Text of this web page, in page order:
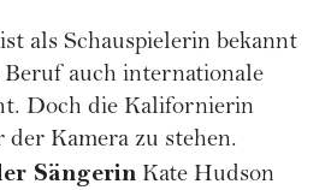
als Schauspielerin bekannt
auch internationale
Doch die Kalifornierin
Kamera zu stehen.
Sängerin Kate Hudson